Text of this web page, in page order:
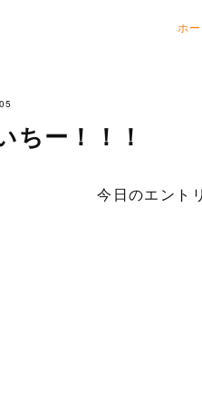
ホ
ちー！！！
今日のエント